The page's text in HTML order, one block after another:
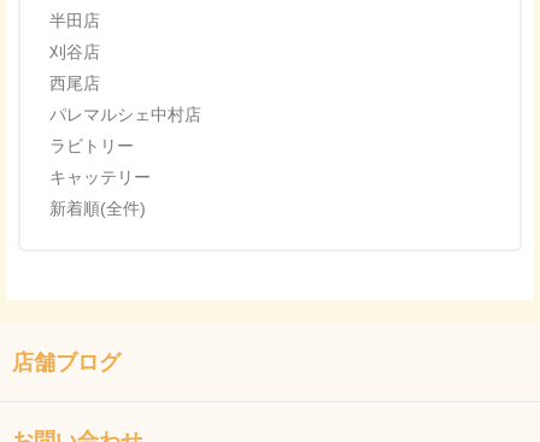
半田店
刈谷店
西尾店
パレマルシェ中村店
ラビトリー
キャッテリー
新着順(全件)
店舗ブログ